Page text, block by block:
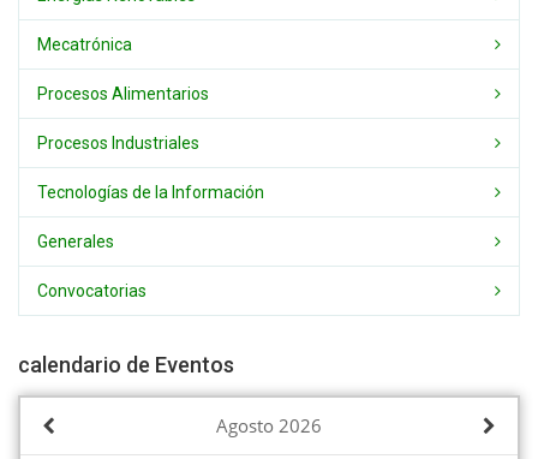
Mecatrónica
Procesos Alimentarios
Procesos Industriales
Tecnologías de la Información
Generales
Convocatorias
calendario de Eventos
Agosto 2026